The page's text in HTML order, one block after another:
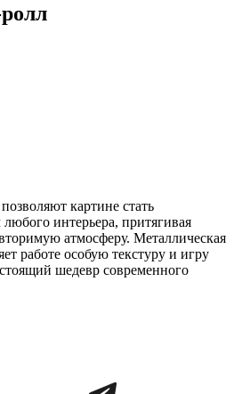
картине стать
интерьера, притягивая
атмосферу. Металлическая
работе особую текстуру и игру
шедевр современного